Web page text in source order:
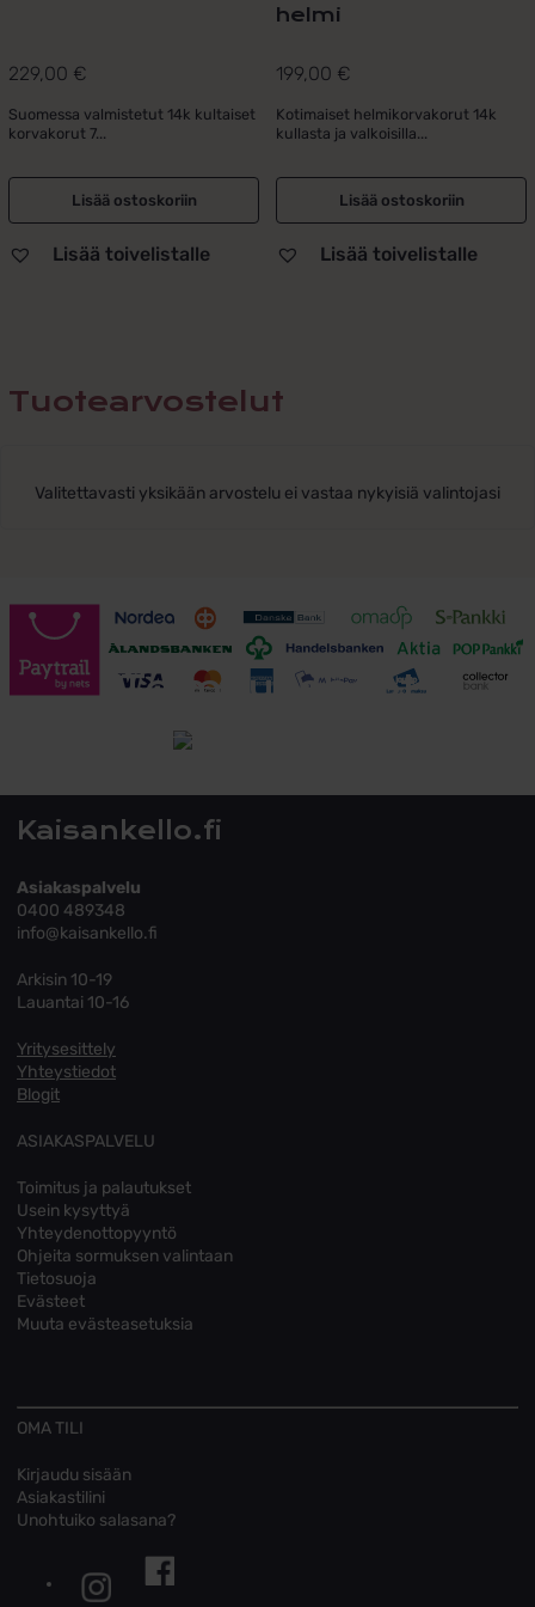
229,00 €
Suomessa valmistetut 14k kultaiset
korvakorut 7...
Lisää ostoskoriin
Lisää toivelistalle
helmi
199,00 €
Kotimaiset helmikorvakorut 14k
kullasta ja valkoisilla...
Lisää ostoskoriin
Lisää toivelistalle
Tuotearvostelut
Valitettavasti yksikään arvostelu ei vastaa nykyisiä valintojasi
Toimitusehdot
Kaisankello.fi
Asiakaspalvelu
0400 489348
info@kaisankello.fi
Arkisin 10-19
Lauantai 10-16
Yritysesittely
Yhteystiedot
Blogit
ASIAKASPALVELU
Toimitus ja palautukset
Usein kysyttyä
Yhteydenottopyyntö
Ohjeita sormuksen valintaan
Tietosuoja
Evästeet
Muuta evästeasetuksia
OMA TILI
Kirjaudu sisään
Asiakastilini
Unohtuiko salasana?